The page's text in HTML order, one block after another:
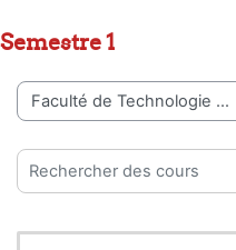
Semestre 1
Catégories de cours
Rechercher des cours